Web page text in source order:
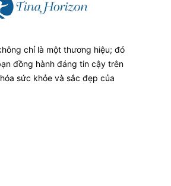
chỉ là một thương hiệu; đó
đồng hành đáng tin cậy trên
sức khỏe và sắc đẹp của